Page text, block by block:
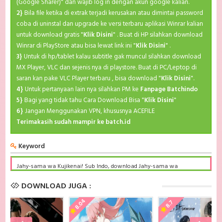
2} Bila file ketika di extrak terjadi kerusakan atau dimintai password
coba di uninstal dan upgrade ke versi terbaru aplikasi Winrar kalian
untuk download gratis "Klik Disini" . Buat di HP silahkan download
Winrar di PlayStore atau bisa lewat link ini "Klik Disini" .
3} Untuk di hp/tablet kalau subtitle gak muncul silahkan download
MX Player, VLC dan sejenis nya di playstore. Buat di PC/Leptop di
saran kan pake VLC Player terbaru , bisa download "Klik Disini".
4} Untuk pertanyaan lain nya silahkan PM ke Fanpage Batchindo
5} Bagi yang tidak tahu Cara Download Bisa "Klik Disini"
6}Jangan Menggunakan VPN, khususnya ACEFILE
Terimakasih sudah mampir ke batch.id
Keyword
Jahy-sama wa Kujikenai! Sub Indo, download Jahy-sama wa
Kujikenai! Sub Indo Batch, Jahy-sama wa Kujikenai! BD Subtitle
Indonesia komplit, download Jahy-sama wa Kujikenai! Sub indo batch
google drive, Jahy-sama wa Kujikenai! batch subtitle indonesia, Jahy-
sama wa Kujikenai! mp4 batch, Jahy-sama wa Kujikenai! Sub Indo
x265, Jahy-sama wa Kujikenai! Batch Subtitle Indonesia bd, Jahy-sama
wa Kujikenai! Batch Subtitle Indonesia kurogaze, Jahy-sama wa
DOWNLOAD JUGA :
8.04 8.7